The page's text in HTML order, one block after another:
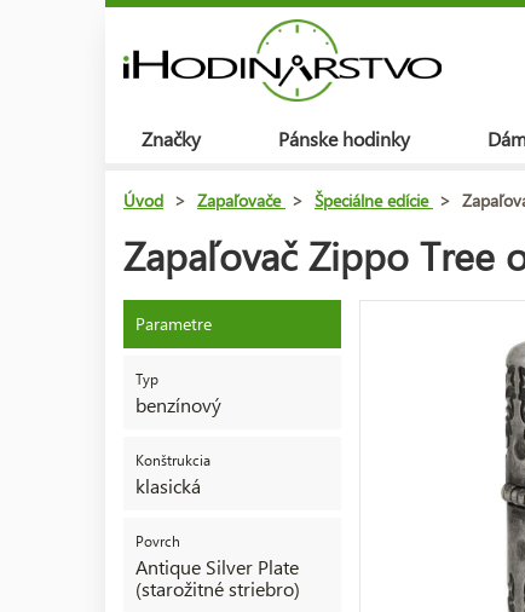
Značky Pánske hodinky
Úvod > Zapaľovače > Špeciálne edície >
Zapaľovač Zippo Tree
Parametre
Typ
benzínový
Konštrukcia
klasická
Povrch
Antique Silver Plate
(starožitné striebro)